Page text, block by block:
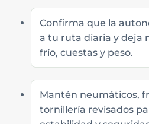
Confirma que la
a tu ruta diaria y deja
frío, cuestas y peso.
Mantén neumáticos,
tornillería revisados